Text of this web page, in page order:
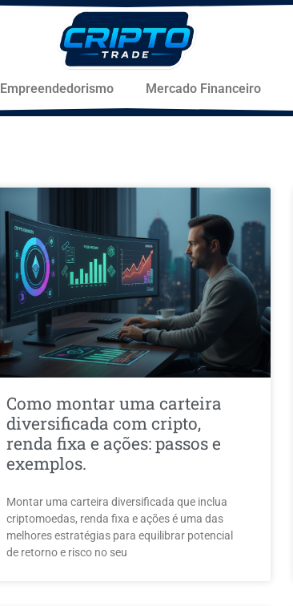
Empreendedorismo Mercado Financeiro
Como montar uma carteira
diversificada com cripto,
renda fixa e ações: passos e
exemplos.
Montar uma carteira diversificada que inclua
criptomoedas, renda fixa e ações é uma das
melhores estratégias para equilibrar potencial
de retorno e risco no seu